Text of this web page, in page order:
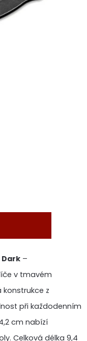
Dark –
v tmavém
z
při každodenním
cm nabízí
Celková délka 9,4